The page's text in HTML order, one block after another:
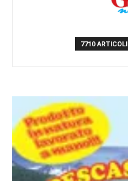
7710 ARTICOLI